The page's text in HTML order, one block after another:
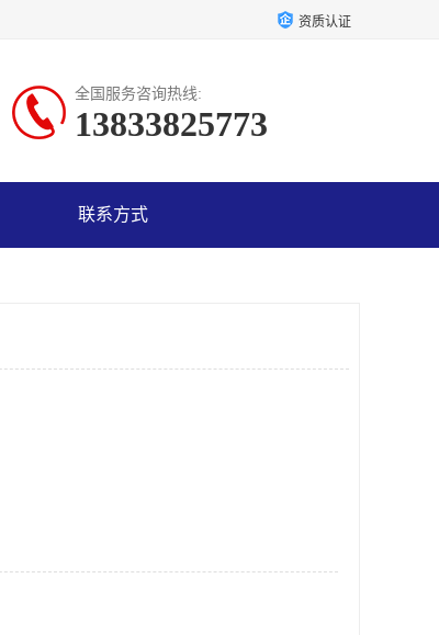
资质认证
全国服务咨询热线:
13833825773
联系方式